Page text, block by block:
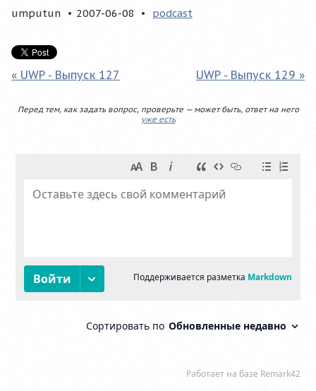
umputun 2007-06-08 podcast
« UWP - Выпуск 127 UWP - Выпуск 129 »
Перед тем, как задать вопрос, проверьте — может быть, ответ на него
уже есть